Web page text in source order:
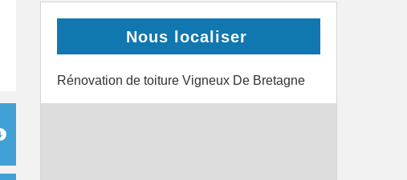
Nous localiser
Rénovation de toiture Vigneux De Bretagne